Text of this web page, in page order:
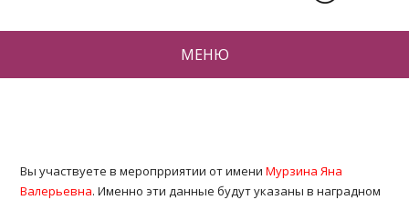
МЕНЮ
Вы участвуете в меропрриятии от имениМурзина Яна
Валерьевна. Именно эти данные будут указаны в наградном